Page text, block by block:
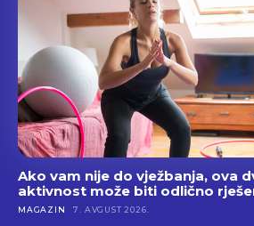
Ako vam nije do vježbanja, ova
aktivnost može biti odlično
MAGAZIN 7. AVGUST 2026.